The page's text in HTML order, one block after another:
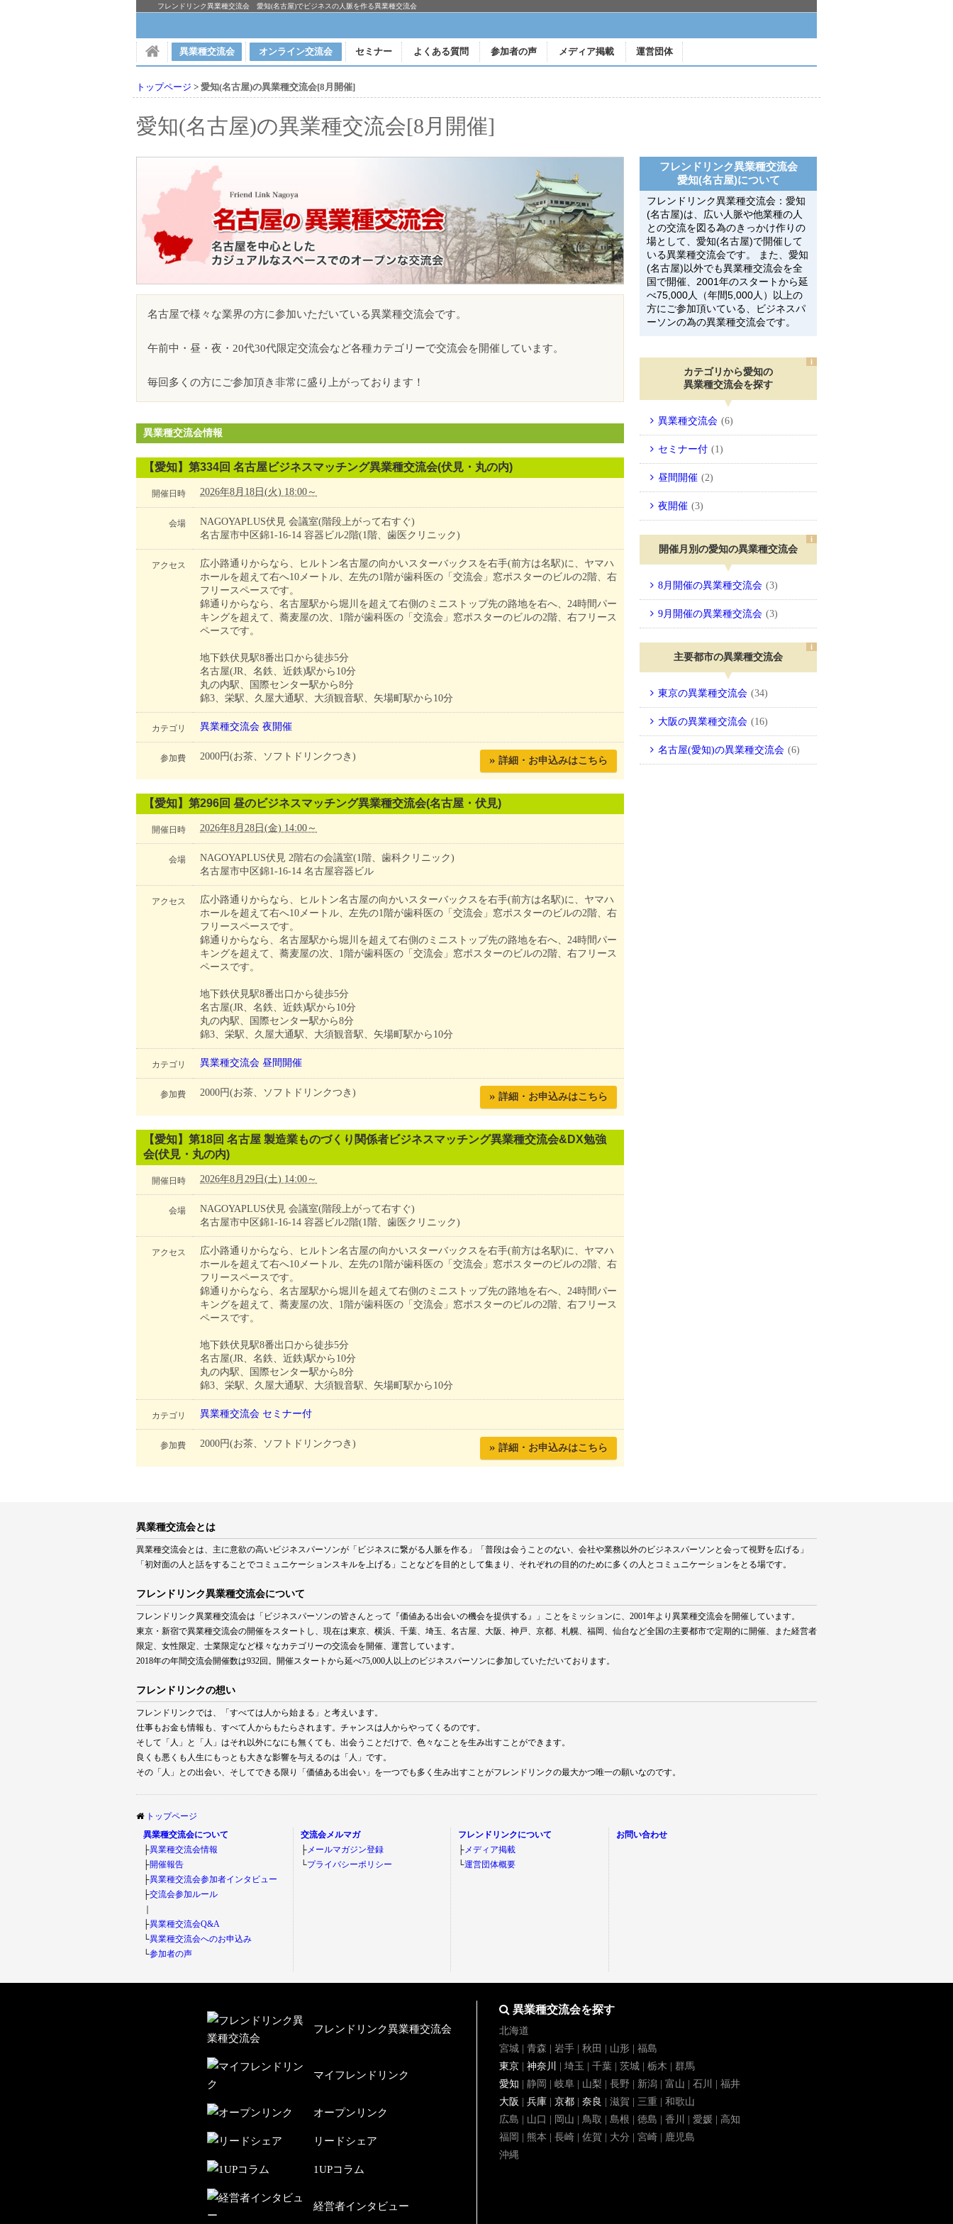
フレンドリンク異業種交流会 愛知(名古屋)でビジネスの人脈を作る異業種交流会
異業種交流会 オンライン交流会 セミナー よくある質問 参加者の声 メディア掲載 運営団体
トップページ > 愛知(名古屋)の異業種交流会[8月開催]
愛知(名古屋)の異業種交流会[8月開催]
愛知(名古屋)の異業種交流会[8月開催]
名古屋で様々な業界の方に参加いただいている異業種交流会です。
午前中・昼・夜・20代30代限定交流会など各種カテゴリーで交流会を開催しています。
毎回多くの方にご参加頂き非常に盛り上がっております！
異業種交流会情報
【愛知】第334回 名古屋ビジネスマッチング異業種交流会(伏見・丸の内)
開催日時 2026年8月18日(火) 18:00～
会場
NAGOYAPLUS伏見 会議室(階段上がって右すぐ)
名古屋市中区錦1-16-14 容器ビル2階(1階、歯医クリニック)
アクセス
広小路通りからなら、ヒルトン名古屋の向かいスターバックスを右手(前方は名駅)に、ヤマハ
ホールを超えて右へ10メートル、左先の1階が歯科医の「交流会」窓ポスターのビルの2階、右
フリースペースです。
錦通りからなら、名古屋駅から堀川を超えて右側のミニストップ先の路地を右へ、24時間パー
キングを超えて、蕎麦屋の次、1階が歯科医の「交流会」窓ポスターのビルの2階、右フリース
ペースです。
地下鉄伏見駅8番出口から徒歩5分
名古屋(JR、名鉄、近鉄)駅から10分
丸の内駅、国際センター駅から8分
錦3、栄駅、久屋大通駅、大須観音駅、矢場町駅から10分
カテゴリ 異業種交流会 夜開催
参加費 2000円(お茶、ソフトドリンクつき) » 詳細・お申込みはこちら
【愛知】第296回 昼のビジネスマッチング異業種交流会(名古屋・伏見)
開催日時 2026年8月28日(金) 14:00～
会場
NAGOYAPLUS伏見 2階右の会議室(1階、歯科クリニック)
名古屋市中区錦1-16-14 名古屋容器ビル
アクセス
広小路通りからなら、ヒルトン名古屋の向かいスターバックスを右手(前方は名駅)に、ヤマハ
ホールを超えて右へ10メートル、左先の1階が歯科医の「交流会」窓ポスターのビルの2階、右
フリースペースです。
錦通りからなら、名古屋駅から堀川を超えて右側のミニストップ先の路地を右へ、24時間パー
キングを超えて、蕎麦屋の次、1階が歯科医の「交流会」窓ポスターのビルの2階、右フリース
ペースです。
地下鉄伏見駅8番出口から徒歩5分
名古屋(JR、名鉄、近鉄)駅から10分
丸の内駅、国際センター駅から8分
錦3、栄駅、久屋大通駅、大須観音駅、矢場町駅から10分
カテゴリ 異業種交流会 昼間開催
参加費 2000円(お茶、ソフトドリンクつき) » 詳細・お申込みはこちら
【愛知】第18回 名古屋 製造業ものづくり関係者ビジネスマッチング異業種交流会&DX勉強
会(伏見・丸の内)
開催日時 2026年8月29日(土) 14:00～
会場
NAGOYAPLUS伏見 会議室(階段上がって右すぐ)
名古屋市中区錦1-16-14 容器ビル2階(1階、歯医クリニック)
アクセス
広小路通りからなら、ヒルトン名古屋の向かいスターバックスを右手(前方は名駅)に、ヤマハ
ホールを超えて右へ10メートル、左先の1階が歯科医の「交流会」窓ポスターのビルの2階、右
フリースペースです。
錦通りからなら、名古屋駅から堀川を超えて右側のミニストップ先の路地を右へ、24時間パー
キングを超えて、蕎麦屋の次、1階が歯科医の「交流会」窓ポスターのビルの2階、右フリース
ペースです。
地下鉄伏見駅8番出口から徒歩5分
名古屋(JR、名鉄、近鉄)駅から10分
丸の内駅、国際センター駅から8分
錦3、栄駅、久屋大通駅、大須観音駅、矢場町駅から10分
カテゴリ 異業種交流会 セミナー付
参加費 2000円(お茶、ソフトドリンクつき) » 詳細・お申込みはこちら
フレンドリンク異業種交流会
愛知(名古屋)について
フレンドリンク異業種交流会：愛知
(名古屋)は、広い人脈や他業種の人
との交流を図る為のきっかけ作りの
場として、愛知(名古屋)で開催して
いる異業種交流会です。 また、愛知
(名古屋)以外でも異業種交流会を全
国で開催、2001年のスタートから延
べ75,000人（年間5,000人）以上の
方にご参加頂いている、ビジネスパ
ーソンの為の異業種交流会です。
カテゴリから愛知の
異業種交流会を探す
異業種交流会 (6)
セミナー付 (1)
昼間開催 (2)
夜開催 (3)
開催月別の愛知の異業種交流会
8月開催の異業種交流会 (3)
9月開催の異業種交流会 (3)
主要都市の異業種交流会
東京の異業種交流会 (34)
大阪の異業種交流会 (16)
名古屋(愛知)の異業種交流会 (6)
異業種交流会とは
異業種交流会とは、主に意欲の高いビジネスパーソンが「ビジネスに繋がる人脈を作る」「普段は会うことのない、会社や業務以外のビジネスパーソンと会って視野を広げる」
「初対面の人と話をすることでコミュニケーションスキルを上げる」ことなどを目的として集まり、それぞれの目的のために多くの人とコミュニケーションをとる場です。
フレンドリンク異業種交流会について
フレンドリンク異業種交流会は「ビジネスパーソンの皆さんとって『価値ある出会いの機会を提供する』」ことをミッションに、2001年より異業種交流会を開催しています。
東京・新宿で異業種交流会の開催をスタートし、現在は東京、横浜、千葉、埼玉、名古屋、大阪、神戸、京都、札幌、福岡、仙台など全国の主要都市で定期的に開催、また経営者
限定、女性限定、士業限定など様々なカテゴリーの交流会を開催、運営しています。
2018年の年間交流会開催数は932回。開催スタートから延べ75,000人以上のビジネスパーソンに参加していただいております。
フレンドリンクの想い
フレンドリンクでは、「すべては人から始まる」と考えいます。
仕事もお金も情報も、すべて人からもたらされます。チャンスは人からやってくるのです。
そして「人」と「人」はそれ以外になにも無くても、出会うことだけで、色々なことを生み出すことができます。
良くも悪くも人生にもっとも大きな影響を与えるのは「人」です。
その「人」との出会い、そしてできる限り「価値ある出会い」を一つでも多く生み出すことがフレンドリンクの最大かつ唯一の願いなのです。
トップページ
異業種交流会について
├異業種交流会情報
├開催報告
├異業種交流会参加者インタビュー
├交流会参加ルール
├異業種交流会Q&A
└異業種交流会へのお申込み
└参加者の声
交流会メルマガ
├メールマガジン登録
└プライバシーポリシー
フレンドリンクについて
├メディア掲載
└運営団体概要
お問い合わせ
フレンドリンク異業種交流会
マイフレンドリンク
オープンリンク
リードシェア
1UPコラム
経営者インタビュー
異業種交流会を探す
北海道
宮城 | 青森 | 岩手 | 秋田 | 山形 | 福島
東京 |神奈川
| 埼玉 | 千葉 | 茨城 | 栃木 | 群馬
愛知 | 静岡 | 岐阜 | 山梨 | 長野 | 新潟 | 富山 | 石川 | 福井
大阪 |兵庫 |京都 |奈良 | 滋賀 | 三重 | 和歌山
広島 | 山口 | 岡山 | 鳥取 | 島根 | 徳島 | 香川 | 愛媛 | 高知
福岡 | 熊本 | 長崎 | 佐賀 | 大分 | 宮崎 | 鹿児島
沖縄